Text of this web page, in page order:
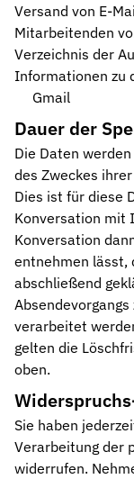
Versand von E-
Mitarbeitenden
Verzeichnis der
Informationen zu
Gmail
Dauer der
Die Daten
des Zweckes
Dies ist für diese
Konversation mit
Konversation
entnehmen lässt,
abschließend
verarbeitet
gelten die
oben.
Sie haben
Verarbeitung der
widerrufen.